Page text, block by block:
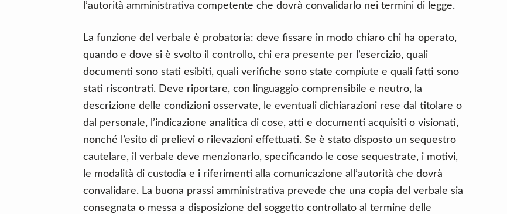
l’autorità amministrativa competente che dovrà convalidarlo nei termini di legge.
La funzione del verbale è probatoria: deve fissare in modo chiaro chi ha operato,
quando e dove si è svolto il controllo, chi era presente per l’esercizio, quali
documenti sono stati esibiti, quali verifiche sono state compiute e quali fatti sono
stati riscontrati. Deve riportare, con linguaggio comprensibile e neutro, la
descrizione delle condizioni osservate, le eventuali dichiarazioni rese dal titolare o
dal personale, l’indicazione analitica di cose, atti e documenti acquisiti o visionati,
nonché l’esito di prelievi o rilevazioni effettuati. Se è stato disposto un sequestro
cautelare, il verbale deve menzionarlo, specificando le cose sequestrate, i motivi,
le modalità di custodia e i riferimenti alla comunicazione all’autorità che dovrà
convalidare. La buona prassi amministrativa prevede che una copia del verbale sia
consegnata o messa a disposizione del soggetto controllato al termine delle